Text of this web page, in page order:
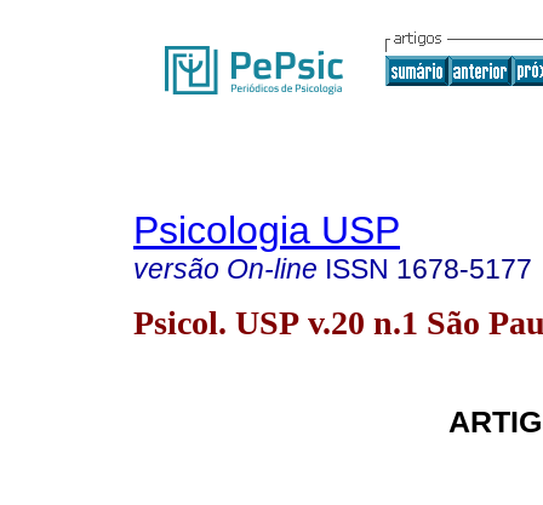
Psicologia USP
versão On-line ISSN 1678-5177
Psicol. USP v.20 n.1 São